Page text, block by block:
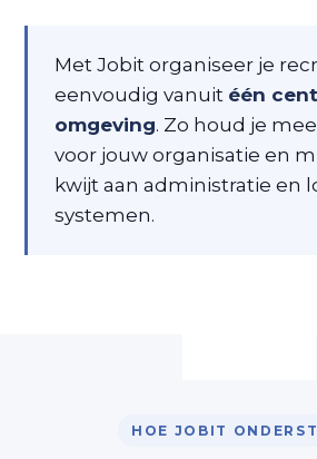
Met Jobit organiseer je
eenvoudig vanuit één
omgeving. Zo houd je
voor jouw organisatie en
kwijt aan administratie en
systemen.
HOE JOBIT